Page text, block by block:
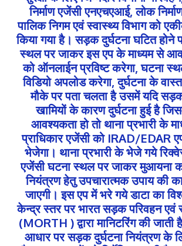
निर्माण एजेंसी एनएचएआई, लोक
पालिक निगम एवं स्वास्थ्य विभाग को
किया गया है। सड़क दुर्घटना घटित होने
स्थल पर जाकर इस एप के माध्यम से
को ऑनलाईन प्रविष्ट करेगा, घटना
विडियो अपलोड करेगा, दुर्घटना के
मौके पर पता चलता है उसमें यदि
खामियों के कारण दुर्घटना हुई है
आवश्यकता हो तो थाना प्रभारी के
प्राधिकार एजेंसी को IRAD/EDAR
भेजेगा। थाना प्रभारी के भेजे गये
एजेंसी घटना स्थल पर जाकर मुआयना
नियंत्रण हेतु उपचारात्मक उपाय की
जाएगी। इस एप में भरे गये डाटा का
केन्द्र स्तर पर भारत सड़क परिवहन एवं
(MORTH ) द्वारा मानिटरिंग की
आधार पर सड़क दुर्घटना नियंत्रण के